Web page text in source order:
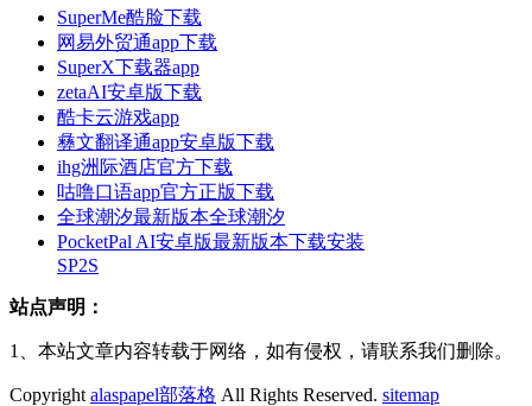
SuperMe酷脸下载
网易外贸通app下载
SuperX下载器app
zetaAI安卓版下载
酷卡云游戏app
彝文翻译通app安卓版下载
ihg洲际酒店官方下载
咕噜口语app官方正版下载
全球潮汐最新版本全球潮汐
PocketPal AI安卓版最新版本下载安装
SP2S
站点声明：
1、本站文章内容转载于网络，如有侵权，请联系我们删除。
Copyright alaspapel部落格 All Rights Reserved. sitemap